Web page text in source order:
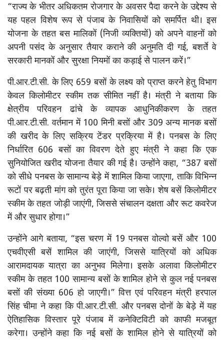
“राज्य के भीतर अधिकतम रोजगार के अवसर पैदा करने के उद्देश्य से
यह पहल विशेष रूप से पंजाब के निवासियों को समर्पित थी। इस
योजना के तहत बस मालिकों (निजी व्यक्तियों) को अपने वाहनों को
अपनी पसंद के अनुसार तैयार कराने की अनुमति दी गई, बशर्ते वे
सरकारी मानकों और सुरक्षा नियमों का कड़ाई से पालन करें।”
पी.आर.टी.सी. के लिए 659 बसों के लक्ष्य को प्राप्त करने हेतु विभाग
केवल किलोमीटर स्कीम तक सीमित नहीं है। मंत्री ने बताया कि
क्षेत्रीय परिवहन ढांचे के व्यापक आधुनिकीकरण के तहत
पी.आर.टी.सी. वर्तमान में 100 मिनी बसों और 309 अन्य मानक बसों
की खरीद के लिए सक्रिय टेंडर प्रक्रिया में है। पनबस के लिए
निर्धारित 606 बसों का विवरण देते हुए मंत्री ने कहा कि एक
सुनियोजित खरीद योजना तैयार की गई है। उन्होंने कहा, “387 बसों
को सीधे पनबस के सामान्य बेड़े में शामिल किया जाएगा, ताकि विभिन्न
रूटों पर बढ़ती मांग को तुरंत पूरा किया जा सके। शेष बसें किलोमीटर
स्कीम के तहत जोड़ी जाएंगी, जिससे संचालन दक्षता और रूट कवरेज
में और सुधार होगा।”
उन्होंने आगे बताया, “इस चरण में 19 पनबस वोल्वो बसें और 100
एचवीएसी बसें शामिल की जाएंगी, जिससे यात्रियों को अधिक
आरामदायक यात्रा का अनुभव मिलेगा। इसके अलावा किलोमीटर
स्कीम के तहत 100 सामान्य बसों के शामिल होने से कुल नई पनबस
बसों की संख्या 606 हो जाएगी।” वित्त एवं परिवहन मंत्री हरपाल
सिंह चीमा ने कहा कि पी.आर.टी.सी. और पनबस दोनों के बेड़े में यह
ऐतिहासिक विस्तार पूरे पंजाब में कनेक्टिविटी को काफी मजबूत
करेगा। उन्होंने कहा कि नई बसों के शामिल होने से यात्रियों को